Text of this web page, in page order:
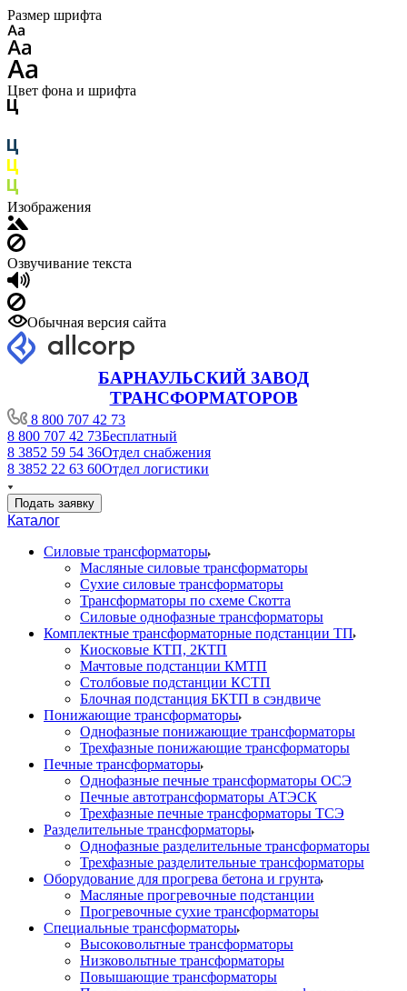
Размер шрифта
Цвет фона и шрифта
Изображения
Озвучивание текста
Обычная версия сайта
БАРНАУЛЬСКИЙ ЗАВОД
ТРАНСФОРМАТОРОВ
8 800 707 42 73
8 800 707 42 73Бесплатный
8 3852 59 54 36Отдел снабжения
8 3852 22 63 60Отдел логистики
Подать заявку
Каталог
Силовые трансформаторы
Масляные силовые трансформаторы
Сухие силовые трансформаторы
Трансформаторы по схеме Скотта
Силовые однофазные трансформаторы
Комплектные трансформаторные подстанции ТП
Киосковые КТП, 2КТП
Мачтовые подстанции КМТП
Столбовые подстанции КСТП
Блочная подстанция БКТП в сэндвиче
Понижающие трансформаторы
Однофазные понижающие трансформаторы
Трехфазные понижающие трансформаторы
Печные трансформаторы
Однофазные печные трансформаторы ОСЭ
Печные автотрансформаторы АТЭСК
Трехфазные печные трансформаторы ТСЭ
Разделительные трансформаторы
Однофазные разделительные трансформаторы
Трехфазные разделительные трансформаторы
Оборудование для прогрева бетона и грунта
Масляные прогревочные подстанции
Прогревочные сухие трансформаторы
Специальные трансформаторы
Высоковольтные трансформаторы
Низковольтные трансформаторы
Повышающие трансформаторы